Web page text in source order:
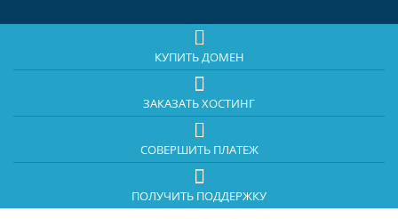
КУПИТЬ ДОМЕН
ЗАКАЗАТЬ ХОСТИНГ
СОВЕРШИТЬ ПЛАТЕЖ
ПОЛУЧИТЬ ПОДДЕРЖКУ